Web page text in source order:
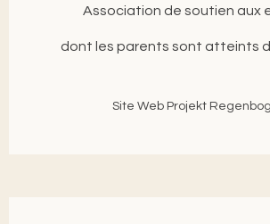
Association de soutien aux
dont les parents sont atteints
Site Web Projekt